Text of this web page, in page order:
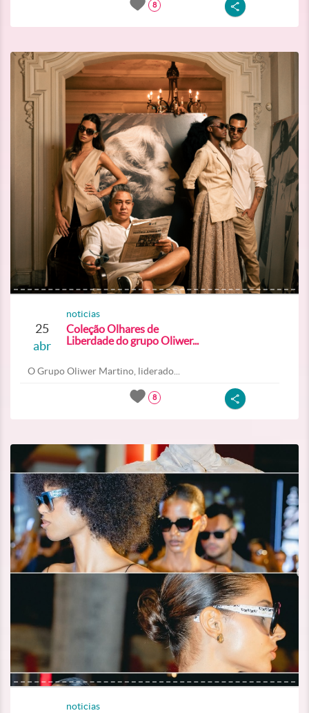
8
25
abr
noticias
Coleção Olhares de
Liberdade do grupo Oliwer...
O Grupo Oliwer Martino, liderado...
8
noticias